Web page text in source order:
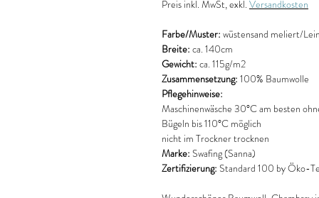
Preis inkl. MwSt, exkl. Versandkosten
Farbe/Muster: wüstensand meliert/
Breite: ca. 140cm
Gewicht: ca. 115g/m2
Zusammensetzung: 100% Baumwolle
Pflegehinweise:
Maschinenwäsche 30°C am besten
Bügeln bis 110°C möglich
nicht im Trockner trocknen
Marke: Swafing (Sanna)
Zertifizierung: Standard 100 by Öko-